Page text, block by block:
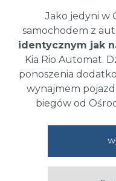
Jako jedyni w
samochodem z
identycznym jak
Kia Rio Automat.
ponoszenia
wynajmem
biegów od